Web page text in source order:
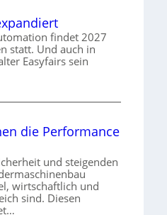
findet 2027
statt. Und auch in
Easyfairs sein
die Performance
und steigenden
wirtschaftlich und
sind. Diesen